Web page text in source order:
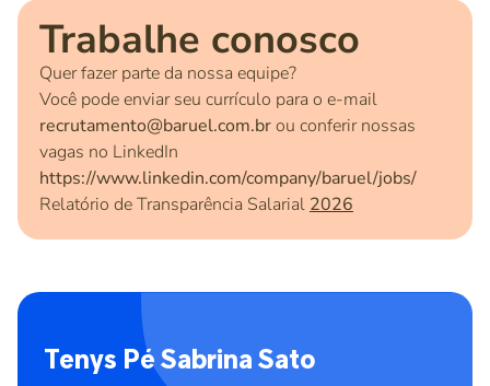
Trabalhe conosco
Quer fazer parte da nossa equipe?
Você pode enviar seu currículo para o e-mail
recrutamento@baruel.com.brou conferir nossas
vagas no LinkedIn
https://www.linkedin.com/company/baruel/jobs/
Relatório de Transparência Salarial 2026
Tenys Pé Sabrina Sato